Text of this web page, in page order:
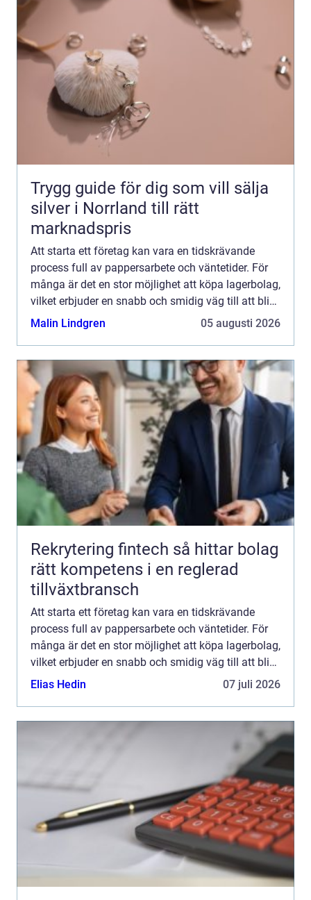
Trygg guide för dig som vill sälja
silver i Norrland till rätt
marknadspris
Att starta ett företag kan vara en tidskrävande
process full av pappersarbete och väntetider. För
många är det en stor möjlighet att köpa lagerbolag,
vilket erbjuder en snabb och smidig väg till att bli
f...
Malin Lindgren 05 augusti 2026
Rekrytering fintech så hittar bolag
rätt kompetens i en reglerad
tillväxtbransch
Att starta ett företag kan vara en tidskrävande
process full av pappersarbete och väntetider. För
många är det en stor möjlighet att köpa lagerbolag,
vilket erbjuder en snabb och smidig väg till att bli
f...
Elias Hedin 07 juli 2026